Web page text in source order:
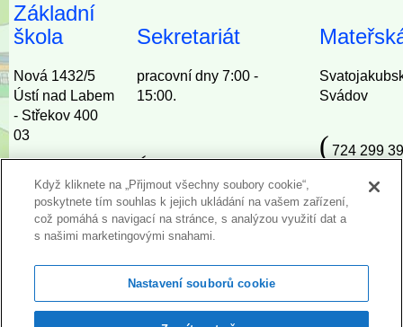
Základní
škola
Sekretariát
Nová 1432/5
Ústí nad Labem
- Střekov 400
03
724 293 007
pracovní dny 7:00 -
15:00.
(
007
*
Svádov
( 724 299
724 282
*
Kontakty - Škola
Když kliknete na „Přijmout všechny soubory cookie“,
poskytnete tím souhlas k jejich ukládání na vašem zařízení,
což pomáhá s navigací na stránce, s analýzou využití dat a
s našimi marketingovými snahami.
Nastavení souborů cookie